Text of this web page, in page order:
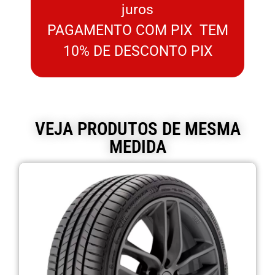
juros
PAGAMENTO COM PIX TEM
10% DE DESCONTO PIX
VEJA PRODUTOS DE MESMA
MEDIDA